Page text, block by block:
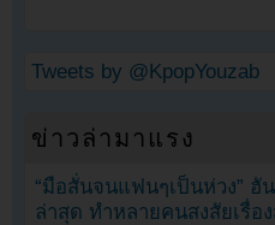
Tweets by @KpopYouzab
ข่าวล่ามาแรง
“มือสั่นจนแฟนๆเป็นห่วง” ฮั
ล่าสุด ทำหลายคนสงสัยเรื่อ